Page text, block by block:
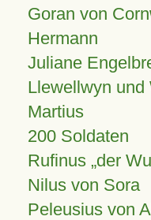
Goran von
Hermann
Juliane
Llewellwyn und
Martius
200 Soldaten
Rufinus „der
Nilus von Sora
Peleusius von